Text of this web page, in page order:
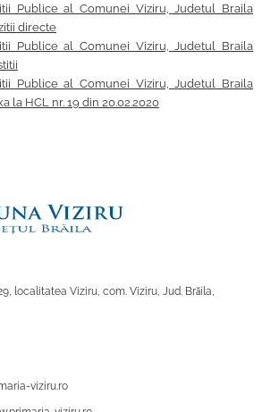
Publice al Comunei Viziru, Judetul Braila
directe
Publice al Comunei Viziru, Judetul Braila
Publice al Comunei Viziru, Judetul Braila
la HCL nr. 19 din 20.02.2020
localitatea Viziru, com. Viziru, Jud. Brăila,
viziru.ro